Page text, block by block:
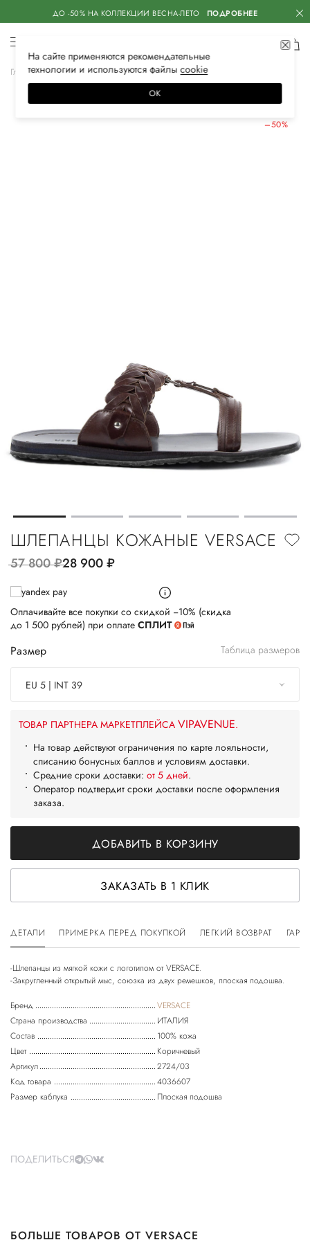
ДО -50% НА КОЛЛЕКЦИИ ВЕСНА-ЛЕТО ПОДРОБНЕЕ
Главная Мужская Обувь Шлепанцы
–50%
ШЛЕПАНЦЫ КОЖАНЫЕ VERSACE
57 800руб.28 900руб.
Оплачивайте все покупки со скидкой −10% (скидка
до 1 500 рублей) при оплате СПЛИТ
Размер Таблица размеров
EU 5 | INT 39
ТОВАР ПАРТНЕРА МАРКЕТПЛЕЙСА VIPAVENUE.
На товар действуют ограничения по карте лояльности,
списанию бонусных баллов и условиям доставки.
Средние сроки доставки: от 5 дней.
Оператор подтвердит сроки доставки после оформления
заказа.
ДОБАВИТЬ В КОРЗИНУ
ЗАКАЗАТЬ В 1 КЛИК
ДЕТАЛИ ПРИМЕРКА ПЕРЕД ПОКУПКОЙ ЛЕГКИЙ ВОЗВРАТ
-Шлепанцы из мягкой кожи с логотипом от VERSACE.
-Закругленный открытый мыс, союзка из двух ремешков, плоская подошва.
Бренд
VERSACE
Страна производства
ИТАЛИЯ
Состав
100% кожа
Цвет
Коричневый
Артикул
2724/03
Код товара
4036607
Размер каблука
Плоская подошва
ПОДЕЛИТЬСЯ
БОЛЬШЕ ТОВАРОВ ОТ VERSACE
На сайте применяются рекомендательные
технологии и используются файлысооkiе
ОК